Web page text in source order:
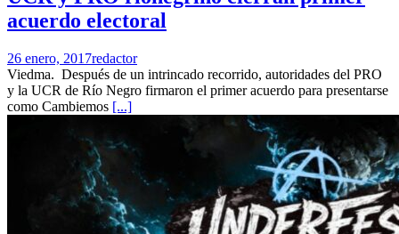
acuerdo electoral
26 enero, 2017redactor
Viedma. Después de un intrincado recorrido, autoridades del PRO
y la UCR de Río Negro firmaron el primer acuerdo para presentarse
como Cambiemos [...]